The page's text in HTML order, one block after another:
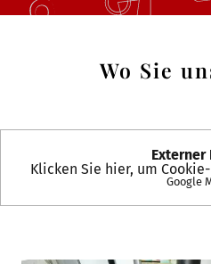
Wo Sie
Klicken Sie hier, um
Google